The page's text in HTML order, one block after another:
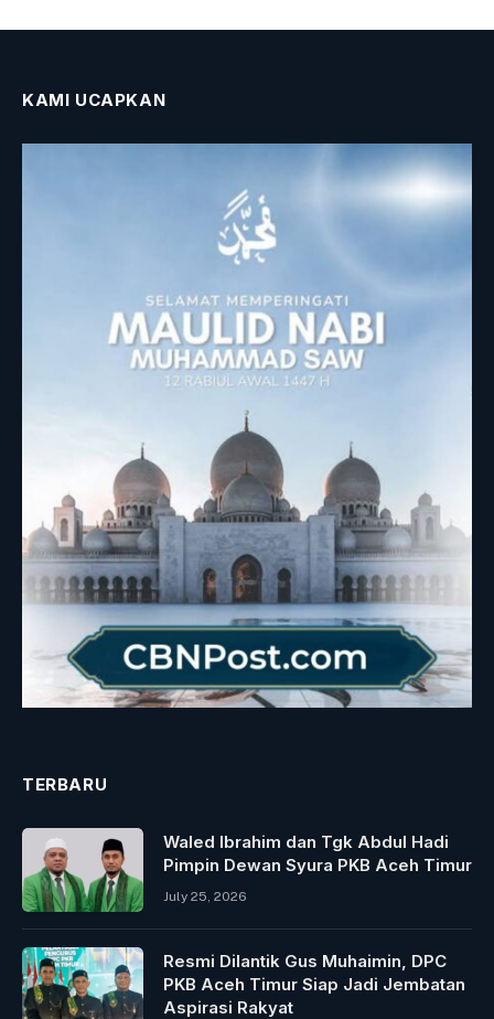
KAMI UCAPKAN
TERBARU
Waled Ibrahim dan Tgk Abdul Hadi
Pimpin Dewan Syura PKB Aceh Timur
July 25, 2026
Resmi Dilantik Gus Muhaimin, DPC
PKB Aceh Timur Siap Jadi Jembatan
Aspirasi Rakyat